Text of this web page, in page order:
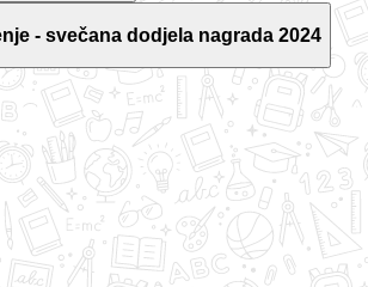
- svečana dodjela nagrada 2024